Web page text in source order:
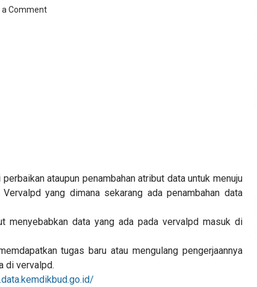
a Comment
ataupun penambahan atribut data untuk menuju
yang dimana sekarang ada penambahan data
menyebabkan data yang ada pada vervalpd masuk di
tugas baru atau mengulang pengerjaannya
di vervalpd.